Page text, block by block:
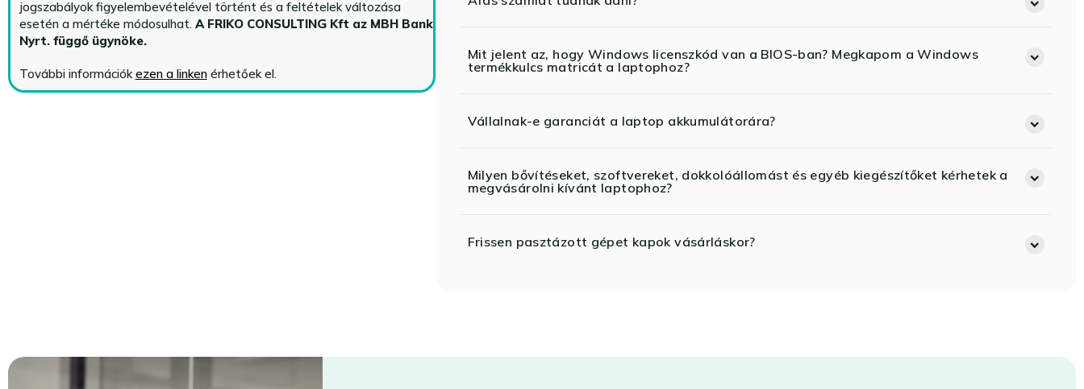
jogszabályok figyelembevételével történt és a feltételek változása
esetén a mértéke módosulhat. A FRIKO CONSULTING Kft az MBH Bank
Nyrt. függő ügynöke.
További információk ezen a linkenérhetőek el.
Mit jelent az, hogy Windows licenszkód van a BIOS-ban? Megkapom a Windows
termékkulcs matricát a laptophoz?
Vállalnak-e garanciát a laptop akkumulátorára?
Milyen bővítéseket, szoftvereket, dokkolóállomást és egyéb kiegészítőket kérhetek a
megvásárolni kívánt laptophoz?
Frissen pasztázott gépet kapok vásárláskor?